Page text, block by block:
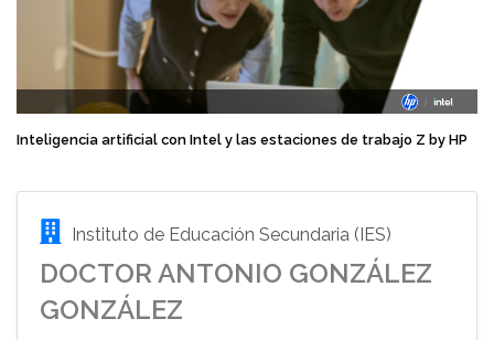
Inteligencia artificial con Intel y las estaciones de trabajo Z by HP
Instituto de Educación Secundaria (IES)
DOCTOR ANTONIO GONZÁLEZ
GONZÁLEZ